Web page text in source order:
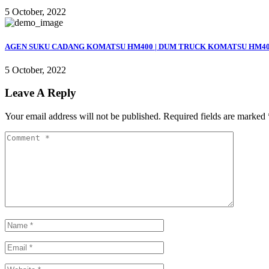
5 October, 2022
AGEN SUKU CADANG KOMATSU HM400 | DUM TRUCK KOMATSU
5 October, 2022
Leave A Reply
Your email address will not be published. Required fields are marked